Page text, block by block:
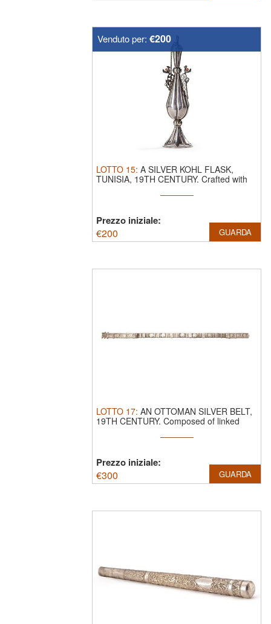
Venduto per: €200
LOTTO 15: A SILVER KOHL FLASK,
TUNISIA, 19TH CENTURY. Crafted with
Prezzo iniziale:
€200 GUARDA
LOTTO 17: AN OTTOMAN SILVER BELT,
19TH CENTURY. Composed of linked
Prezzo iniziale:
€300 GUARDA